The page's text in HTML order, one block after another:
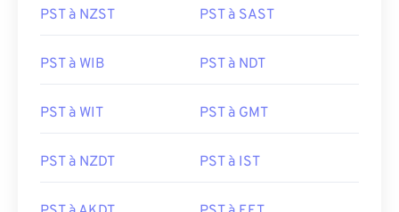
PST à NZST PST à SAST
PST à WIB PST à NDT
PST à WIT PST à GMT
PST à NZDT PST à IST